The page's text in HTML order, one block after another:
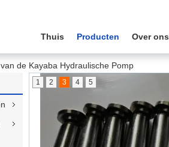
Thuis Producten Over ons
de Kayaba Hydraulische Pomp
1 2 3 4 5